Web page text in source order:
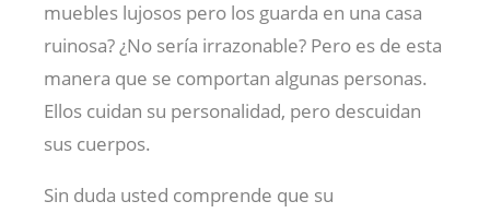
muebles lujosos pero los guarda en una casa
ruinosa? ¿No sería irrazonable? Pero es de esta
manera que se comportan algunas personas.
Ellos cuidan su personalidad, pero descuidan
sus cuerpos.
Sin duda usted comprende que su